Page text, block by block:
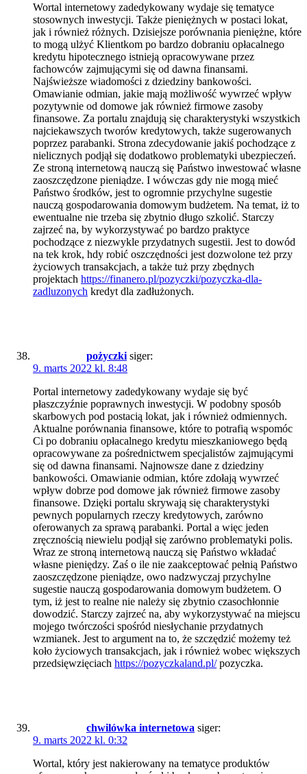
Wortal internetowy zadedykowany wydaje się tematyce
stosownych inwestycji. Także pieniężnych w postaci lokat,
jak i również różnych. Dzisiejsze porównania pieniężne, które
to mogą ulżyć Klientkom po bardzo dobraniu opłacalnego
kredytu hipotecznego istnieją opracowywane przez
fachowców zajmującymi się od dawna finansami.
Najświeższe wiadomości z dziedziny bankowości.
Omawianie odmian, jakie mają możliwość wywrzeć wpływ
pozytywnie od domowe jak również firmowe zasoby
finansowe. Za portalu znajdują się charakterystyki wszystkich
najciekawszych tworów kredytowych, także sugerowanych
poprzez parabanki. Strona zdecydowanie jakiś pochodzące z
nielicznych podjął się dodatkowo problematyki ubezpieczeń.
Ze stroną internetową nauczą się Państwo inwestować własne
zaoszczędzone pieniądze. I wówczas gdy nie mogą mieć
Państwo środków, jest to ogromnie przychylne sugestie
nauczą gospodarowania domowym budżetem. Na temat, iż to
ewentualne nie trzeba się zbytnio długo szkolić. Starczy
zajrzeć na, by wykorzystywać po bardzo praktyce
pochodzące z niezwykle przydatnych sugestii. Jest to dowód
na tek krok, hdy robić oszczędności jest dozwolone też przy
życiowych transakcjach, a także tuż przy zbędnych
projektach https://finanero.pl/pozyczki/pozyczka-dla-
zadluzonych kredyt dla zadłużonych.
pożyczki siger:
9. marts 2022 kl. 8:48
Portal internetowy zadedykowany wydaje się być
płaszczyźnie poprawnych inwestycji. W podobny sposób
skarbowych pod postacią lokat, jak i również odmiennych.
Aktualne porównania finansowe, które to potrafią wspomóc
Ci po dobraniu opłacalnego kredytu mieszkaniowego będą
opracowywane za pośrednictwem specjalistów zajmującymi
się od dawna finansami. Najnowsze dane z dziedziny
bankowości. Omawianie odmian, które zdołają wywrzeć
wpływ dobrze pod domowe jak również firmowe zasoby
finansowe. Dzięki portalu skrywają się charakterystyki
pewnych popularnych rzeczy kredytowych, zarówno
oferowanych za sprawą parabanki. Portal a więc jeden
zręcznością niewielu podjął się zarówno problematyki polis.
Wraz ze stroną internetową nauczą się Państwo wkładać
własne pieniędzy. Zaś o ile nie zaakceptować pełnią Państwo
zaoszczędzone pieniądze, owo nadzwyczaj przychylne
sugestie nauczą gospodarowania domowym budżetem. O
tym, iż jest to realne nie należy się zbytnio czasochłonnie
dowodzić. Starczy zajrzeć na, aby wykorzystywać na miejscu
mojego twórczości spośród niesłychanie przydatnych
wzmianek. Jest to argument na to, że szczędzić możemy też
koło życiowych transakcjach, jak i również wobec większych
przedsięwzięciach https://pozyczkaland.pl/pozyczka.
chwilówka internetowa siger:
9. marts 2022 kl. 0:32
Wortal, który jest nakierowany na tematyce produktów